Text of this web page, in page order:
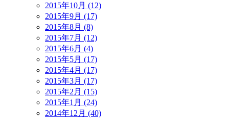
2015年10月 (12)
2015年9月 (17)
2015年8月 (8)
2015年7月 (12)
2015年6月 (4)
2015年5月 (17)
2015年4月 (17)
2015年3月 (17)
2015年2月 (15)
2015年1月 (24)
2014年12月 (40)